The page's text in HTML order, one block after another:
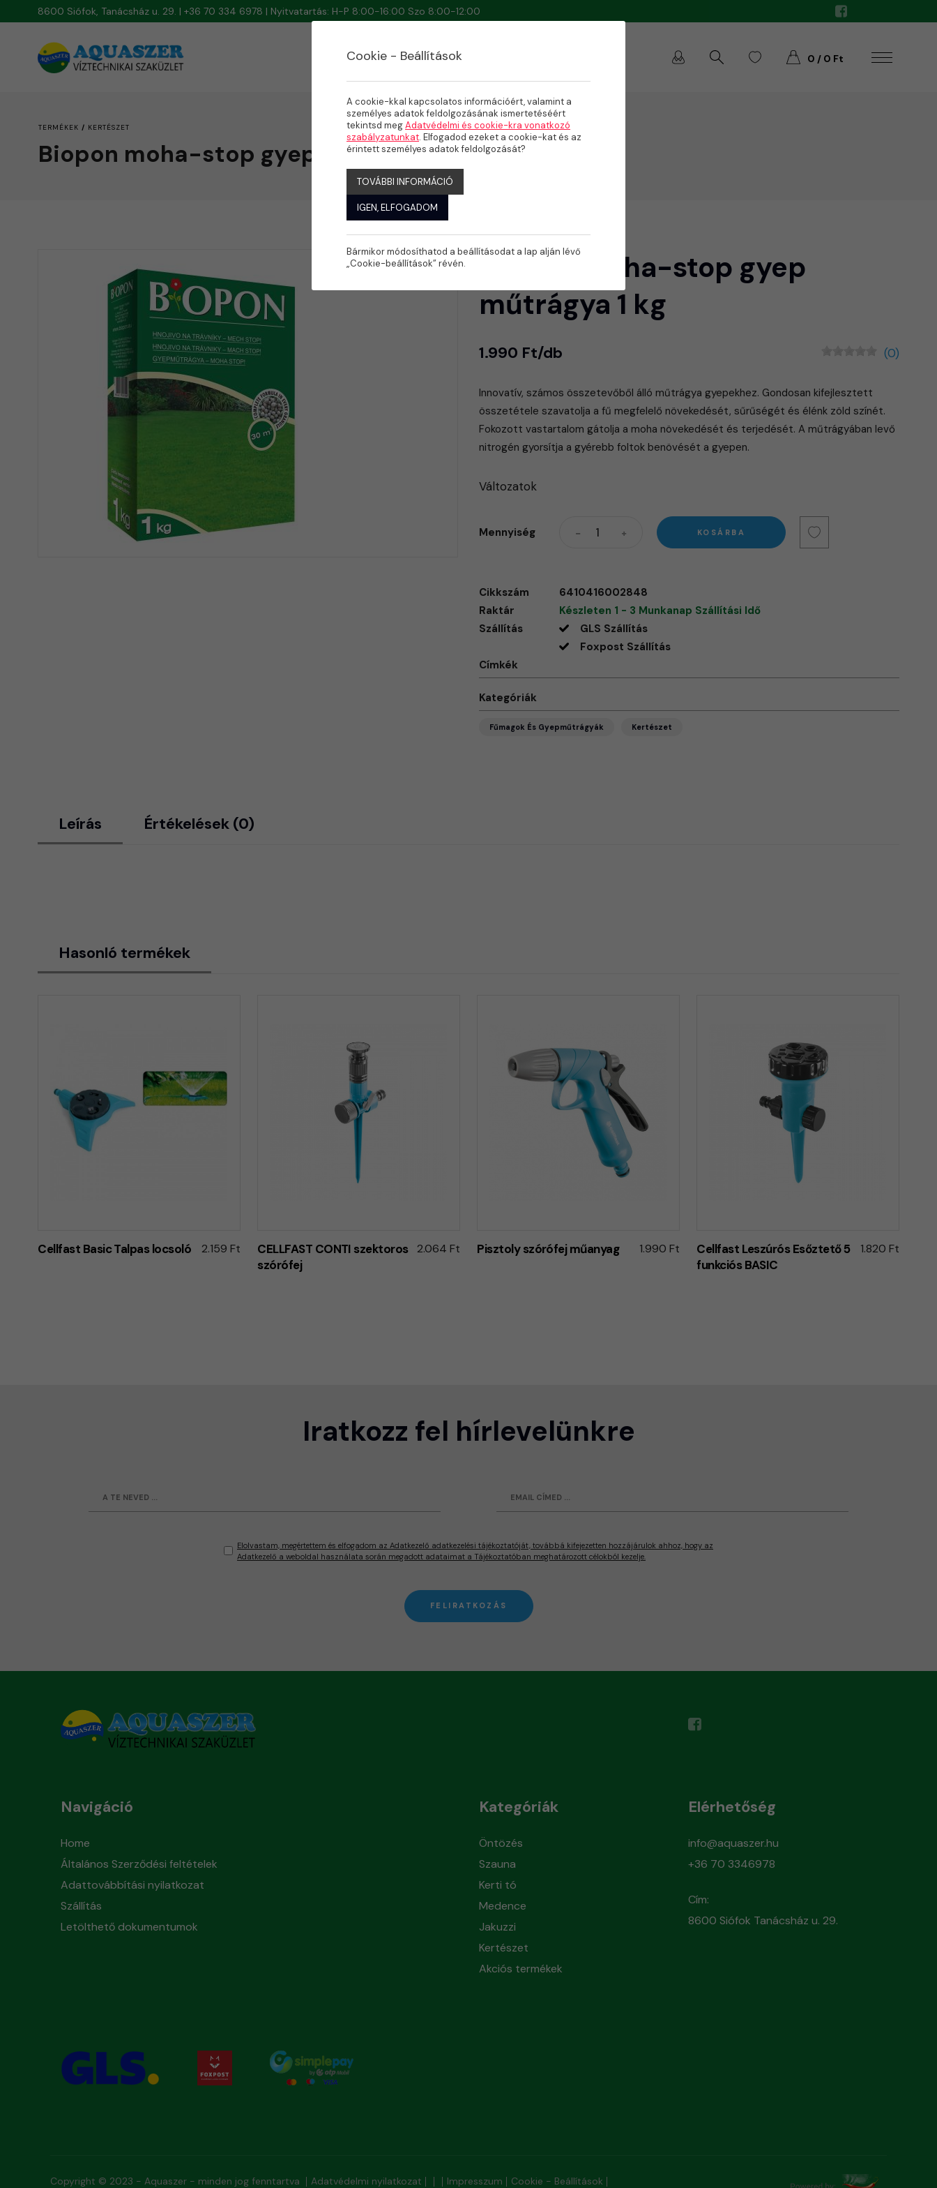
8600 Siófok, Tanácsház u. 29. | +36 70 334 6978 | Nyitvatartás: H-P 8:00-16:00 Szo 8:00-12:00
0 / 0 Ft
TERMÉKEK / KERTÉSZET
Biopon moha-stop gyep műtrágya 1 kg
Biopon moha-stop gyep
műtrágya 1 kg
1.990 Ft/db (0)
Innovatív, számos összetevőből álló műtrágya gyepekhez. Gondosan kifejlesztett
összetétele szavatolja a fű megfelelő növekedését, sűrűségét és élénk zöld színét.
Fokozott vastartalom gátolja a moha növekedését és terjedését. A műtrágyában levő
nitrogén gyorsítja a gyérebb foltok benövését a gyepen.
Változatok
Mennyiség KOSÁRBA
Cikkszám
6410416002848
Raktár
Készleten 1 - 3 Munkanap Szállítási Idő
Szállítás
GLS Szállítás
Foxpost Szállítás
Címkék
Kategóriák
Fűmagok És Gyepműtrágyák Kertészet
Leírás Értékelések (0)
Hasonló termékek
Cellfast Basic Talpas locsoló 2.159 Ft
CELLFAST CONTI szektoros
szórófej
2.064 Ft Pisztoly szórófej műanyag 1.990 Ft
Cellfast Leszúrós Esőztető 5
funkciós BASIC
1.820 Ft
Iratkozz fel hírlevelünkre
Elolvastam, megértettem és elfogadom az Adatkezelő adatkezelési tájékoztatóját, továbbá kifejezetten hozzájárulok ahhoz, hogy az
Adatkezelő a weboldal használata során megadott adataimat a Tájékoztatóban meghatározott célokból kezelje.
FELIRATKOZÁS
Navigáció
Home
Általános Szerződési feltételek
Adattovábbítási nyilatkozat
Szállítás
Letölthető dokumentumok
Kategóriák
Öntözés
Szauna
Kerti tó
Medence
Jakuzzi
Kertészet
Akciós termékek
Elérhetőség
info@aquaszer.hu
+36 70 3346978
Cím:
8600 Siófok Tanácsház u. 29.
Copyright © 2023 - Aquaszer - minden jog fenntartva Adatvédelmi nyilatkozat Impresszum Cookie - Beállítások
Cookie - Beállítások
A cookie-kkal kapcsolatos információért, valamint a
személyes adatok feldolgozásának ismertetéséért
tekintsd megAdatvédelmi és cookie-kra vonatkozó
szabályzatunkat. Elfogadod ezeket a cookie-kat és az
érintett személyes adatok feldolgozását?
TOVÁBBI INFORMÁCIÓ
IGEN, ELFOGADOM
Bármikor módosíthatod a beállításodat a lap alján lévő
„Cookie-beállítások” révén.